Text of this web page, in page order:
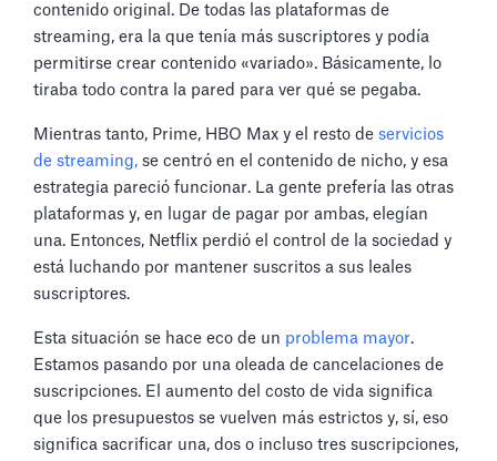
contenido original. De todas las plataformas de
streaming, era la que tenía más suscriptores y podía
permitirse crear contenido «variado». Básicamente, lo
tiraba todo contra la pared para ver qué se pegaba.
Mientras tanto, Prime, HBO Max y el resto de servicios
de streaming, se centró en el contenido de nicho, y esa
estrategia pareció funcionar. La gente prefería las otras
plataformas y, en lugar de pagar por ambas, elegían
una. Entonces, Netflix perdió el control de la sociedad y
está luchando por mantener suscritos a sus leales
suscriptores.
Esta situación se hace eco de un problema mayor.
Estamos pasando por una oleada de cancelaciones de
suscripciones. El aumento del costo de vida significa
que los presupuestos se vuelven más estrictos y, sí, eso
significa sacrificar una, dos o incluso tres suscripciones,